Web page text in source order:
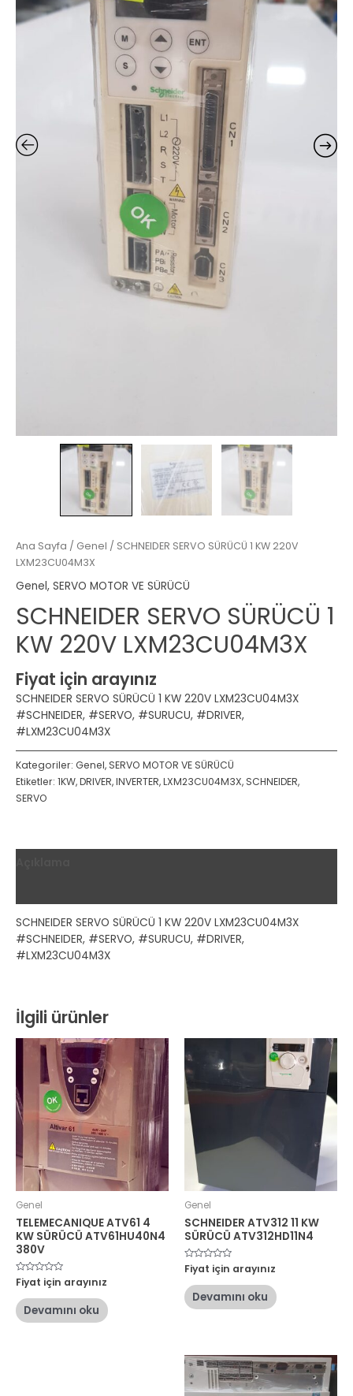
Ana Sayfa / Genel / SCHNEIDER SERVO SÜRÜCÜ 1 KW 220V
LXM23CU04M3X
Genel, SERVO MOTOR VE SÜRÜCÜ
SCHNEIDER SERVO SÜRÜCÜ 1
KW 220V LXM23CU04M3X
Fiyat için arayınız
SCHNEIDER SERVO SÜRÜCÜ 1 KW 220V LXM23CU04M3X
#SCHNEIDER, #SERVO, #SURUCU, #DRIVER,
#LXM23CU04M3X
Kategoriler: Genel, SERVO MOTOR VE SÜRÜCÜ
Etiketler: 1KW,DRIVER,INVERTER,LXM23CU04M3X, SCHNEIDER,
SERVO
SCHNEIDER SERVO SÜRÜCÜ 1 KW 220V LXM23CU04M3X
#SCHNEIDER, #SERVO, #SURUCU, #DRIVER,
#LXM23CU04M3X
İlgili ürünler
Genel
TELEMECANIQUE ATV61 4
KW SÜRÜCÜ ATV61HU40N4
380V
5
üzerinden
oy
aldı
Fiyat için arayınız
Devamını oku
Genel
SCHNEIDER ATV312 11 KW
SÜRÜCÜ ATV312HD11N4
5
üzerinden
oy
aldı
Fiyat için arayınız
Devamını oku